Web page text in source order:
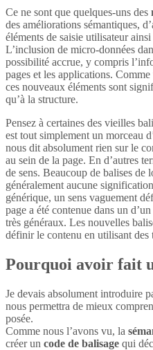
Ce ne sont que quelques-uns des
des améliorations sémantiques,
éléments de saisie utilisateur
L’inclusion de micro-données
possibilité accrue, y compris
pages et les applications.
ces nouveaux éléments sont
qu’à la structure.
Pensez à certaines des vieilles
est tout simplement un morceau
nous dit absolument rien sur le
au sein de la page. En d’autres
de sens. Beaucoup de balises de
généralement aucune
générique, un sens vaguement
page a été contenue dans un
très généraux. Les nouvelles
définir le contenu en utilisant des
Pourquoi avoir fait
Je devais absolument introduire
nous permettra de mieux
posée.
Comme nous l’avons vu, la
créer un code de balisage qui